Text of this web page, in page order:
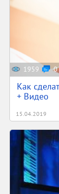
1959 0
Как
+ Видео
15.04.2019